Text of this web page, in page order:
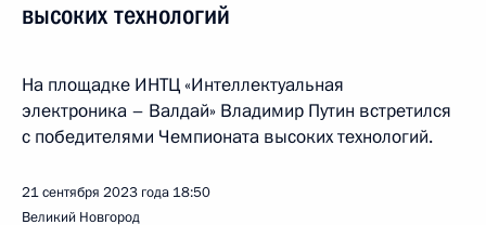
высоких технологий
На площадке ИНТЦ «Интеллектуальная
электроника – Валдай» Владимир Путин встретился
с победителями Чемпионата высоких технологий.
21 сентября 2023 года 18:50
Великий Новгород